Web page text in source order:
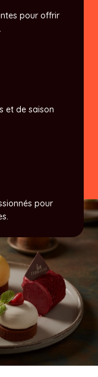
pour offrir
et de saison
pour